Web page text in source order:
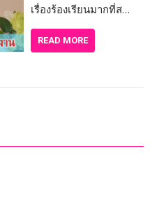
เรื่องร้องเรียนมากที่ส…
READ MORE